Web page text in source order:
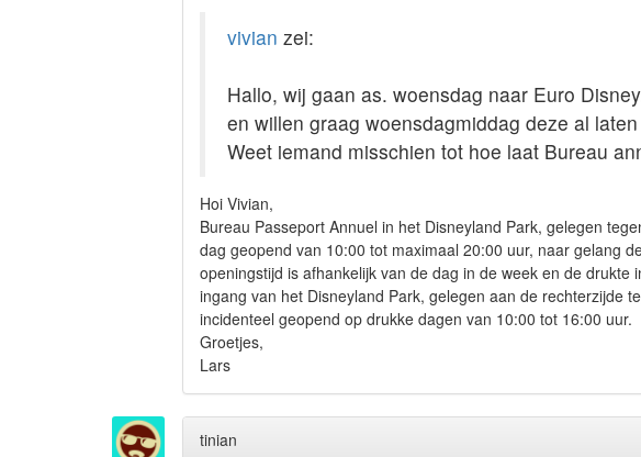
vivian zei:
Hallo, wij gaan as. woensdag naar Euro
en willen graag woensdagmiddag deze al
Weet iemand misschien tot hoe laat Bureau
Hoi Vivian,
Bureau Passeport Annuel in het Disneyland Park, gelegen
dag geopend van 10:00 tot maximaal 20:00 uur, naar gelang
openingstijd is afhankelijk van de dag in de week en de drukte
ingang van het Disneyland Park, gelegen aan de rechterzijde
incidenteel geopend op drukke dagen van 10:00 tot 16:00 uur.
Groetjes,
Lars
tinian